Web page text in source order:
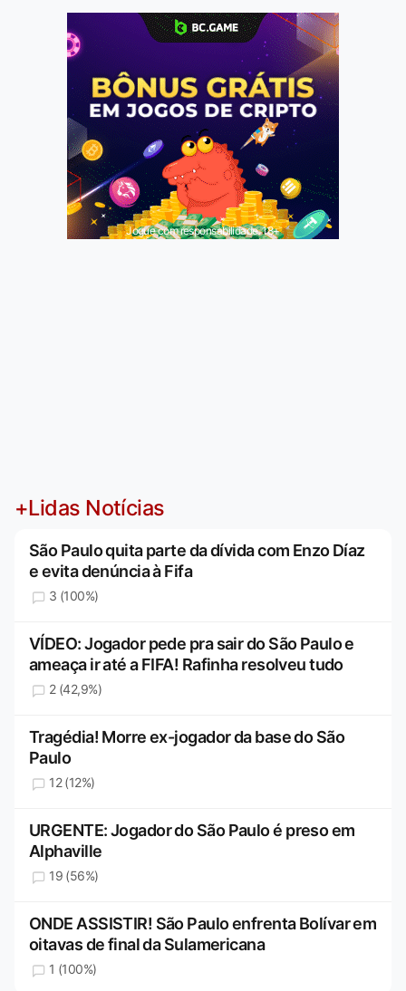
Jogue com responsabilidade. 18+
+Lidas Notícias
São Paulo quita parte da dívida com Enzo Díaz
e evita denúncia à Fifa
3 (100%)
VÍDEO: Jogador pede pra sair do São Paulo e
ameaça ir até a FIFA! Rafinha resolveu tudo
2 (42,9%)
Tragédia! Morre ex-jogador da base do São
Paulo
12 (12%)
URGENTE: Jogador do São Paulo é preso em
Alphaville
19 (56%)
ONDE ASSISTIR! São Paulo enfrenta Bolívar em
oitavas de final da Sulamericana
1 (100%)